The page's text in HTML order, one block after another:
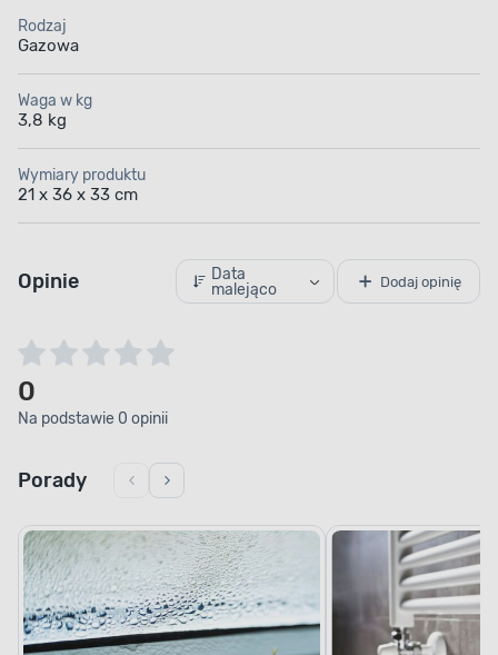
Rodzaj
Gazowa
Waga w kg
3,8 kg
Wymiary produktu
21 x 36 x 33 cm
Opinie
Data
malejąco
Dodaj opinię
0
Na podstawie 0 opinii
Porady